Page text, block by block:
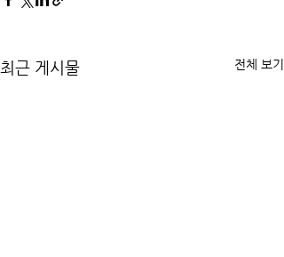
최근 게시물 전체 보기